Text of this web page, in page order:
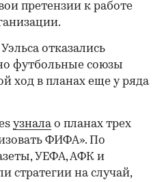
претензии к работе
отказались
футбольные союзы
ход в планах еще у ряда
узналао планах трех
ФИФА». По
УЕФА, АФК и
стратегии на случай,